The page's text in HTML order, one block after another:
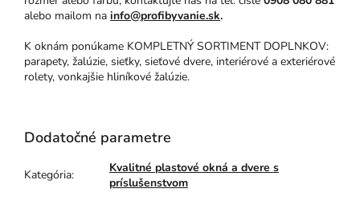
alebo mailom na info@profibyvanie.sk.
K oknám ponúkame KOMPLETNÝ SORTIMENT DOPLNKOV:
parapety, žalúzie, sieťky, sieťové dvere, interiérové a exteriérové
rolety, vonkajšie hliníkové žalúzie.
Dodatočné parametre
Kategória:
Kvalitné plastové okná a dvere s
príslušenstvom